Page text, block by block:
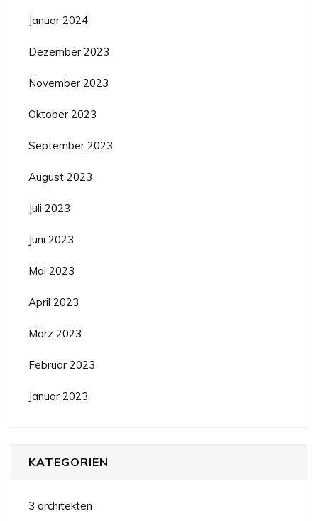
Januar 2024
Dezember 2023
November 2023
Oktober 2023
September 2023
August 2023
Juli 2023
Juni 2023
Mai 2023
April 2023
März 2023
Februar 2023
Januar 2023
KATEGORIEN
3 architekten